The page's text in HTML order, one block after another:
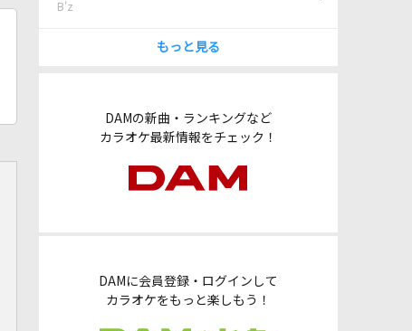
B'z
もっと見る
DAMの新曲・ランキングなど
カラオケ最新情報をチェック！
DAMに会員登録・ログインして
カラオケをもっと楽しもう！